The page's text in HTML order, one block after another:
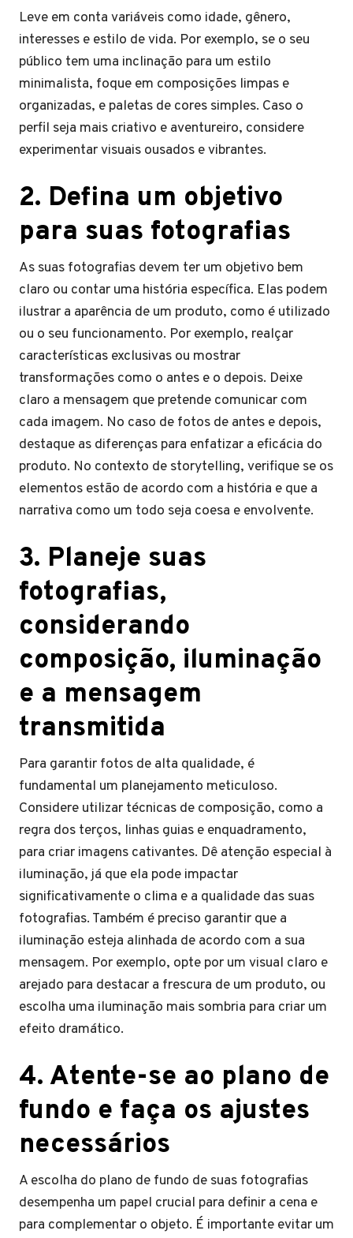
Leve em conta variáveis como idade, gênero,
interesses e estilo de vida. Por exemplo, se o seu
público tem uma inclinação para um estilo
minimalista, foque em composições limpas e
organizadas, e paletas de cores simples. Caso o
perfil seja mais criativo e aventureiro, considere
experimentar visuais ousados e vibrantes.
2. Defina um objetivo
para suas fotografias
As suas fotografias devem ter um objetivo bem
claro ou contar uma história específica. Elas podem
ilustrar a aparência de um produto, como é utilizado
ou o seu funcionamento. Por exemplo, realçar
características exclusivas ou mostrar
transformações como o antes e o depois. Deixe
claro a mensagem que pretende comunicar com
cada imagem. No caso de fotos de antes e depois,
destaque as diferenças para enfatizar a eficácia do
produto. No contexto de storytelling, verifique se os
elementos estão de acordo com a história e que a
narrativa como um todo seja coesa e envolvente.
3. Planeje suas
fotografias,
considerando
composição, iluminação
e a mensagem
transmitida
Para garantir fotos de alta qualidade, é
fundamental um planejamento meticuloso.
Considere utilizar técnicas de composição, como a
regra dos terços, linhas guias e enquadramento,
para criar imagens cativantes. Dê atenção especial à
iluminação, já que ela pode impactar
significativamente o clima e a qualidade das suas
fotografias. Também é preciso garantir que a
iluminação esteja alinhada de acordo com a sua
mensagem. Por exemplo, opte por um visual claro e
arejado para destacar a frescura de um produto, ou
escolha uma iluminação mais sombria para criar um
efeito dramático.
4. Atente-se ao plano de
fundo e faça os ajustes
necessários
A escolha do plano de fundo de suas fotografias
desempenha um papel crucial para definir a cena e
para complementar o objeto. É importante evitar um